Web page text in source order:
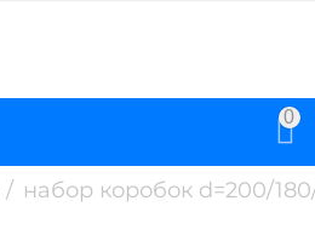
0
/ набор коробок d=200/